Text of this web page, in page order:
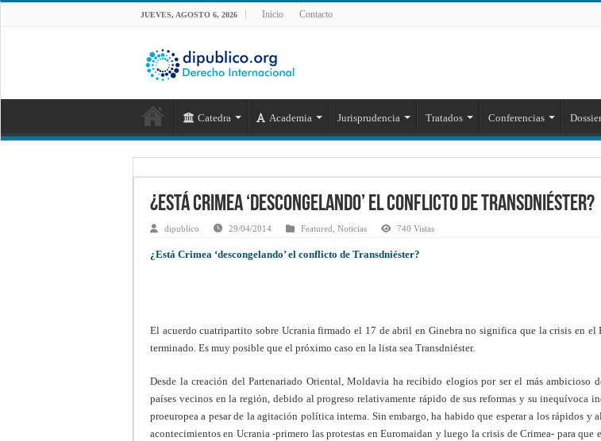
JUEVES, AGOSTO 6, 2026 Inicio Contacto
Catedra Academia Jurisprudencia Tratados Conferencias Dossier
¿Está Crimea ‘descongelando’ el conflicto de Transdniéster?
dipublico 29/04/2014 Featured Noticias 740 Vistas
¿Está Crimea ‘descongelando’ el conflicto de Transdniéster?
El acuerdo cuatripartito sobre Ucrania firmado el 17 de abril en Ginebra no significa que la crisis en el
terminado. Es muy posible que el próximo caso en la lista sea Transdniéster.
Desde la creación del Partenariado Oriental, Moldavia ha recibido elogios por ser el más ambicioso
países vecinos en la región, debido al progreso relativamente rápido de sus reformas y su inequívoca
proeuropea a pesar de la agitación política interna. Sin embargo, ha habido que esperar a los rápidos y
acontecimientos en Ucrania -primero las protestas en Euromaidan y luego la crisis de Crimea- para que